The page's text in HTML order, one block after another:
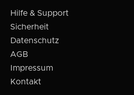
Hilfe & Support
Sicherheit
Datenschutz
AGB
Impressum
Kontakt